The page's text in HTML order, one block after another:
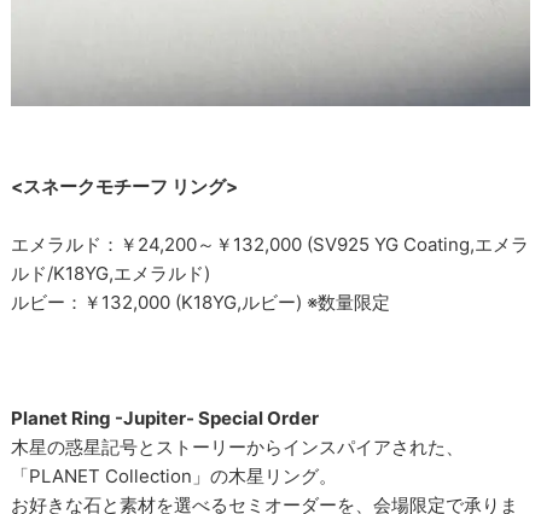
<スネークモチーフ リング>
エメラルド：￥24,200～￥132,000 (SV925 YG Coating,エメラ
ルド/K18YG,エメラルド)
ルビー：￥132,000 (K18YG,ルビー) ※数量限定
Planet Ring -Jupiter- Special Order
木星の惑星記号とストーリーからインスパイアされた、
「PLANET Collection」の木星リング。
お好きな石と素材を選べるセミオーダーを、会場限定で承りま